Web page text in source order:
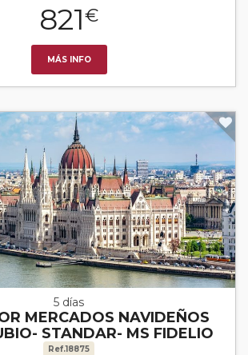
821€
MÁS INFO
5 días
MERCADOS NAVIDEÑOS
STANDAR- MS FIDELIO
Ref.18875